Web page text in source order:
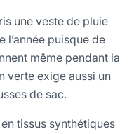
une veste de pluie
l’année puisque de
même pendant la
verte exige aussi un
de sac.
tissus synthétiques